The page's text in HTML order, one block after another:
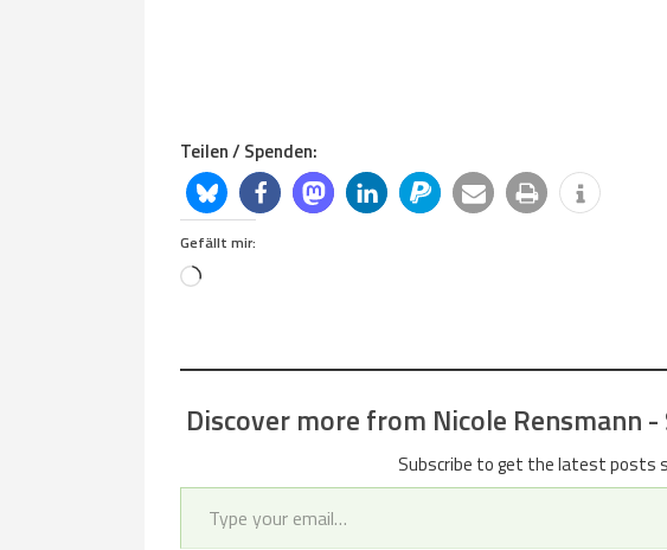
Teilen / Spenden:
Gefällt mir:
Loading…
Discover more from Nicole Rensmann
Subscribe to get the latest posts
Type your email…